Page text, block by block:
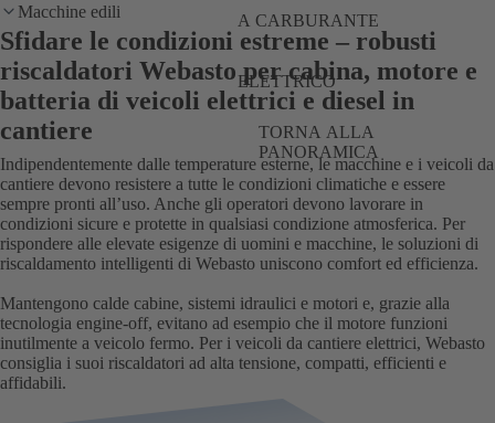
A CARBURANTE
ELETTRICO
TORNA ALLA
PANORAMICA
Macchine edili
Sfidare le condizioni estreme – robusti
riscaldatori Webasto per cabina, motore e
batteria di veicoli elettrici e diesel in
cantiere
Indipendentemente dalle temperature esterne, le macchine e i veicoli da
cantiere devono resistere a tutte le condizioni climatiche e essere
sempre pronti all’uso. Anche gli operatori devono lavorare in
condizioni sicure e protette in qualsiasi condizione atmosferica. Per
rispondere alle elevate esigenze di uomini e macchine, le soluzioni di
riscaldamento intelligenti di Webasto uniscono comfort ed efficienza.
Mantengono calde cabine, sistemi idraulici e motori e, grazie alla
tecnologia engine-off, evitano ad esempio che il motore funzioni
inutilmente a veicolo fermo. Per i veicoli da cantiere elettrici, Webasto
consiglia i suoi riscaldatori ad alta tensione, compatti, efficienti e
affidabili.